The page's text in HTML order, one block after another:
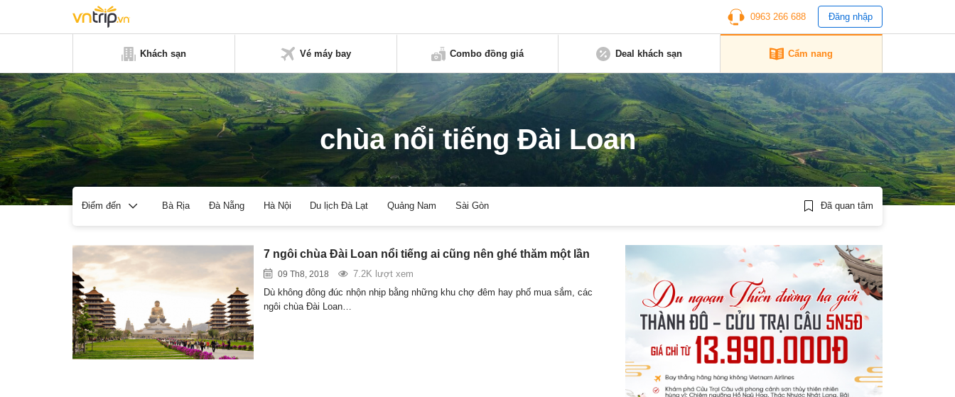
0963 266 688 Đăng nhập
Khách sạn Vé máy bay Combo đồng giá Deal khách sạn Cẩm nang
chùa nổi tiếng Đài Loan
Điểm đến Bà Rịa Đà Nẵng Hà Nội Du lịch Đà Lạt Quảng Nam Sài Gòn Đã quan tâm
7 ngôi chùa Đài Loan nổi tiếng ai cũng nên ghé thăm một lần
09 Th8, 2018
7.2K lượt xem
Dù không đông đúc nhộn nhịp bằng những khu chợ đêm hay phố mua sắm, các
ngôi chùa Đài Loan…